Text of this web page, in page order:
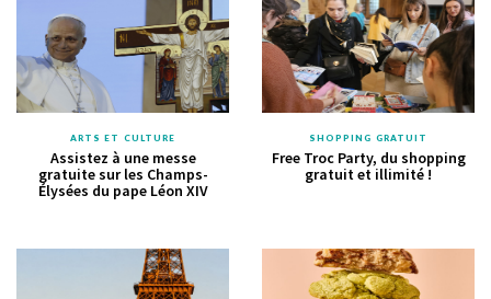
ARTS ET CULTURE
Assistez à une messe
gratuite sur les Champs-
Élysées du pape Léon XIV
SHOPPING GRATUIT
Free Troc Party, du shopping
gratuit et illimité !